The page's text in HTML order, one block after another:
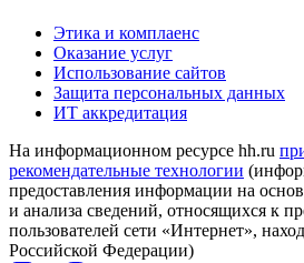
Этика и комплаенс
Оказание услуг
Использование сайтов
Защита персональных данных
ИТ аккредитация
На информационном ресурсе hh.ru
рекомендательные технологии
предоставления информации на
и анализа сведений, относящихся к
пользователей сети «Интернет»,
Российской Федерации)